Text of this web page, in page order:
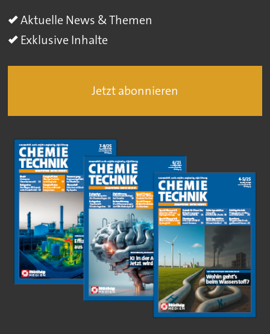
Aktuelle News & Themen
Exklusive Inhalte
Jetzt abonnieren